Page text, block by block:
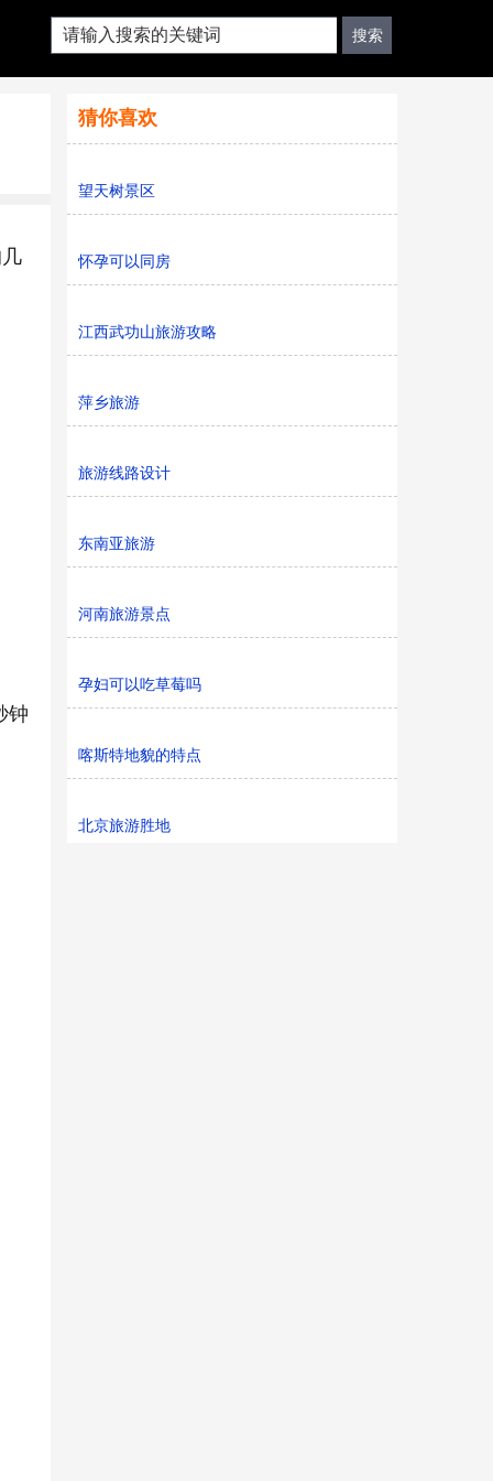
钟
猜你喜欢
望天树景区
怀孕可以同房
江西武功山旅游攻略
萍乡旅游
旅游线路设计
东南亚旅游
河南旅游景点
孕妇可以吃草莓吗
喀斯特地貌的特点
北京旅游胜地